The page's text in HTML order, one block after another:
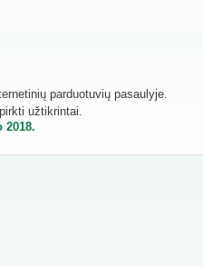
parduotuvių pasaulyje.
užtikrintai.
2018.